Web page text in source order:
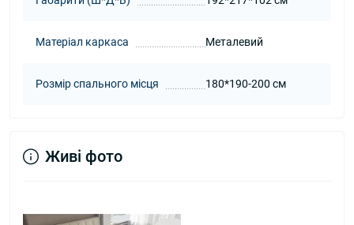
Матеріал каркаса Металевий
Розмір спального місця 180*190-200 см
Живі фото